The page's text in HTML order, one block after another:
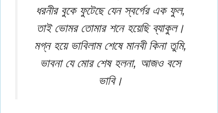
ধরনীর বুকে ফুটেছে যেন স্বর্গের এক ফুল,
তাই ভোমর তোমার শনে হয়েছি ব্যাকুল।
মগ্ন হয়ে ভাবিলাম শেষে মানবী কিনা তুমি,
ভাবনা যে মোর শেষ হলনা, আজও বসে
ভাবি।